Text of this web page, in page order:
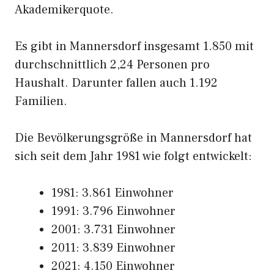
Akademikerquote.
Es gibt in Mannersdorf insgesamt 1.850 mit
durchschnittlich 2,24 Personen pro
Haushalt. Darunter fallen auch 1.192
Familien.
Die Bevölkerungsgröße in Mannersdorf hat
sich seit dem Jahr 1981 wie folgt entwickelt:
1981: 3.861 Einwohner
1991: 3.796 Einwohner
2001: 3.731 Einwohner
2011: 3.839 Einwohner
2021: 4.150 Einwohner